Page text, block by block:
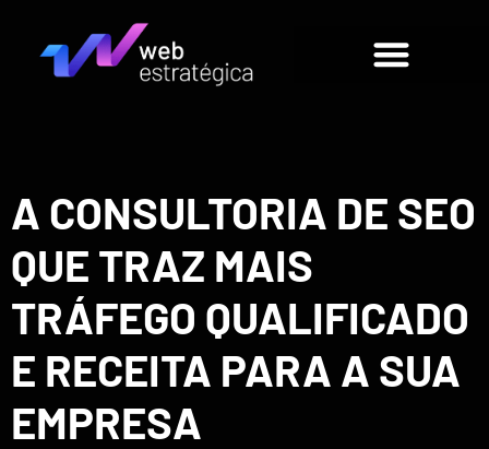
A CONSULTORIA DE SEO
QUE TRAZ MAIS
TRÁFEGO QUALIFICADO
E RECEITA PARA A SUA
EMPRESA